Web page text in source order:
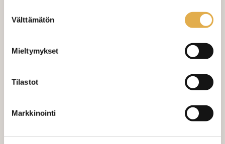
valinta
Välttämätön
Mieltymykset
Tilastot
Markkinointi
+ 27,00 €
+ 28,00 €